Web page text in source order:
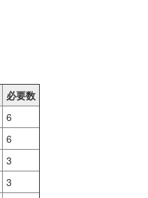
必要数
6
6
3
3